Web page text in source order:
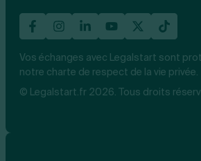
Vos échanges avec Legalstart sont
notre charte de respect de la vie privée.
© Legalstart.fr 2026. Tous droits